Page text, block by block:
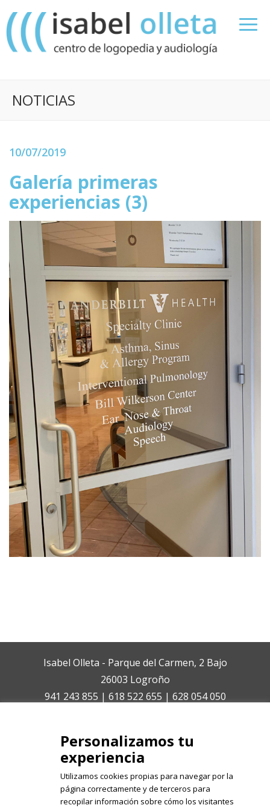
NOTICIAS
10/07/2019
Galería primeras
experiencias (3)
Isabel Olleta - Parque del Carmen, 2 Bajo
26003 Logroño
941 243 855 | 618 522 655 | 628 054 050
Registrate en nuestro boletín de
Personalizamos tu
experiencia
Utilizamos cookies propias para navegar por la
página correctamente y de terceros para
recopilar información sobre cómo los visitantes